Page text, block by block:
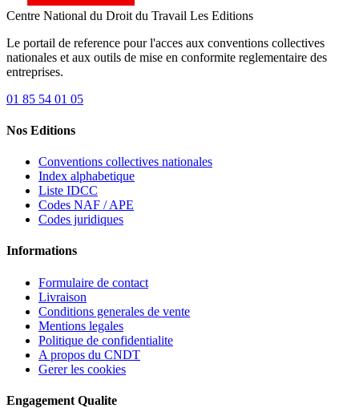
Centre National du Droit du Travail Les Editions
Le portail de reference pour l'acces aux conventions collectives
nationales et aux outils de mise en conformite reglementaire des
entreprises.
01 85 54 01 05
Nos Editions
Conventions collectives nationales
Index alphabetique
Liste IDCC
Codes NAF / APE
Codes juridiques
Informations
Formulaire de contact
Livraison
Conditions generales de vente
Mentions legales
Politique de confidentialite
A propos du CNDT
Gerer les cookies
Engagement Qualite